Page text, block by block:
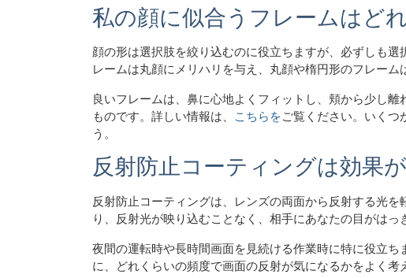
私の顔に似合うフレームはど
顔の形は選択肢を絞り込むのに役立ちますが、必ずしも
レームは丸顔にメリハリを与え、丸顔や楕円形のフレーム
良いフレームは、鼻に心地よくフィットし、頬から少し
ものです。詳しい情報は、 こちらをご覧ください。いくつ
う。
反射防止コーティングは効果
反射防止コーティングは、レンズの両面から反射する光
り、反射光が映り込むことなく、相手にあなたの目がはっ
夜間の運転時や長時間画面を見続ける作業時に特に役立
に、どれくらいの頻度で画面の反射が気になるかをよく考